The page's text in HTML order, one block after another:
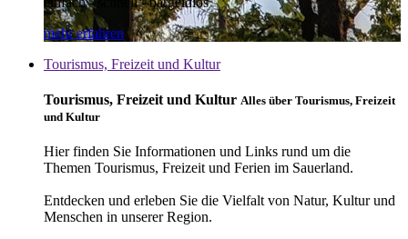
mehr erfahren
Tourismus, Freizeit und Kultur
Tourismus, Freizeit und Kultur Alles über Tourismus, Freizeit
und Kultur
Hier finden Sie Informationen und Links rund um die
Themen Tourismus, Freizeit und Ferien im Sauerland.
Entdecken und erleben Sie die Vielfalt von Natur, Kultur und
Menschen in unserer Region.